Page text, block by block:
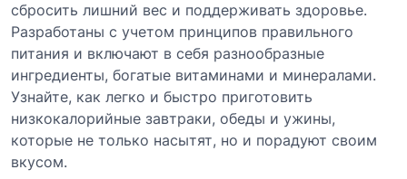
сбросить лишний вес и поддерживать здоровье.
Разработаны с учетом принципов правильного
питания и включают в себя разнообразные
ингредиенты, богатые витаминами и минералами.
Узнайте, как легко и быстро приготовить
низкокалорийные завтраки, обеды и ужины,
которые не только насытят, но и порадуют своим
вкусом.